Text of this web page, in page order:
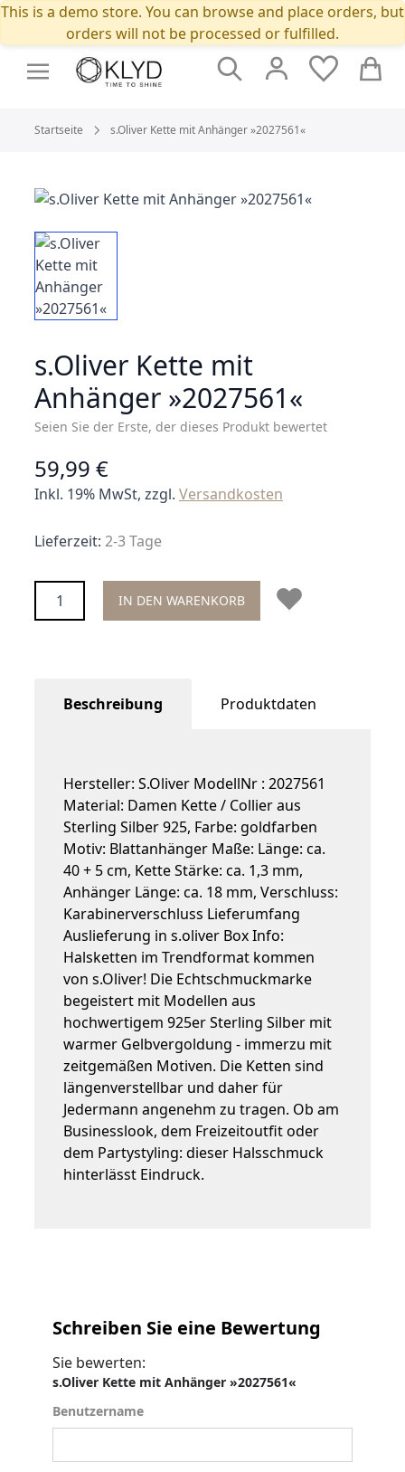
This is a demo store. You can browse and place orders, but
orders will not be processed or fulfilled.
Suche
Cart
Startseite s.Oliver Kette mit Anhänger »2027561«
s.Oliver Kette mit
Anhänger »2027561«
Seien Sie der Erste, der dieses Produkt bewertet
59,99 €
Inkl. 19% MwSt, zzgl. Versandkosten
Lieferzeit: 2-3 Tage
Menge IN DEN WARENKORB
Beschreibung Produktdaten
Hersteller: S.Oliver ModellNr : 2027561
Material: Damen Kette / Collier aus
Sterling Silber 925, Farbe: goldfarben
Motiv: Blattanhänger Maße: Länge: ca.
40 + 5 cm, Kette Stärke: ca. 1,3 mm,
Anhänger Länge: ca. 18 mm, Verschluss:
Karabinerverschluss Lieferumfang
Auslieferung in s.oliver Box Info:
Halsketten im Trendformat kommen
von s.Oliver! Die Echtschmuckmarke
begeistert mit Modellen aus
hochwertigem 925er Sterling Silber mit
warmer Gelbvergoldung - immerzu mit
zeitgemäßen Motiven. Die Ketten sind
längenverstellbar und daher für
Jedermann angenehm zu tragen. Ob am
Businesslook, dem Freizeitoutfit oder
dem Partystyling: dieser Halsschmuck
hinterlässt Eindruck.
Schreiben Sie eine Bewertung
Sie bewerten:
s.Oliver Kette mit Anhänger »2027561«
Benutzername
Benutzername